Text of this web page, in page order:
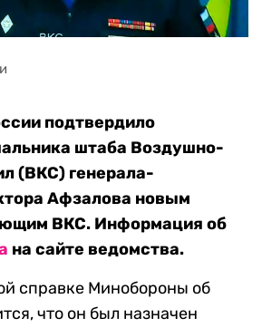
подтвердило
штаба Воздушно-
(ВКС) генерала-
Афзалова новым
ВКС. Информация об
на сайте ведомства.
справке Минобороны об
что он был назначен